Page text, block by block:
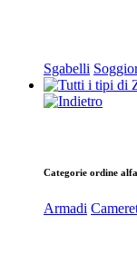
Sgabelli
Categorie ordine
Armadi